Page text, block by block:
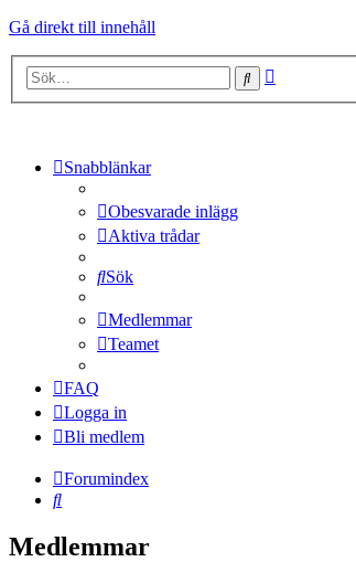
Gå direkt till innehåll
Sök
Snabblänkar
Obesvarade inlägg
Aktiva trådar
Sök
Medlemmar
Teamet
FAQ
Logga in
Bli medlem
Forumindex
Sök
Medlemmar